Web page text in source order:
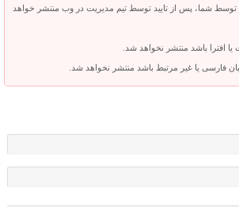
توسط شما، پس از تایید توسط تیم مدیریت در وب منتشر خواهد
یا افترا باشد منتشر نخواهد شد.
فارسی یا غیر مرتبط باشد منتشر نخواهد شد.